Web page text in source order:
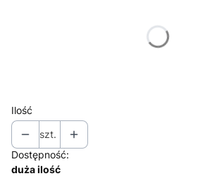
Ilość
szt.
Dostępność:
duża ilość